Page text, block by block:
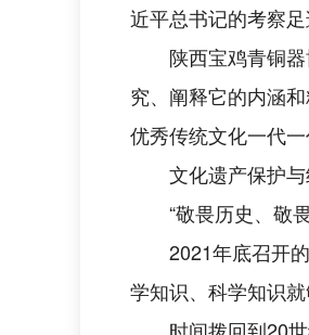
近平总书记的考察
陕西宝鸡青铜
究、阐释它的内涵
优秀传统文化一代
文化遗产保护
“敬畏历史、敬
2021年底召开
学知识、科学知识